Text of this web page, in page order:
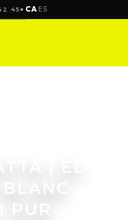
45 CA ES
| EL
PUR